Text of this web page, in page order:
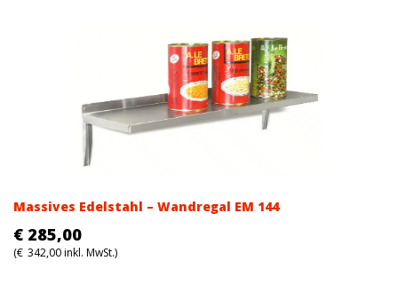
Massives Edelstahl – Wandregal EM 144
€ 285,00
(€ 342,00inkl. MwSt.)